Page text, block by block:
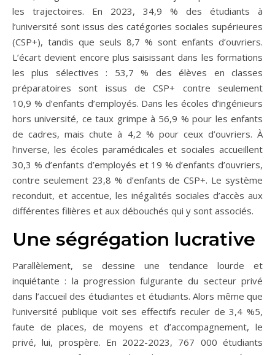
les trajectoires. En 2023, 34,9 % des étudiants à
l’université sont issus des catégories sociales supérieures
(CSP+), tandis que seuls 8,7 % sont enfants d’ouvriers.
L’écart devient encore plus saisissant dans les formations
les plus sélectives : 53,7 % des élèves en classes
préparatoires sont issus de CSP+ contre seulement
10,9 % d’enfants d’employés. Dans les écoles d’ingénieurs
hors université, ce taux grimpe à 56,9 % pour les enfants
de cadres, mais chute à 4,2 % pour ceux d’ouvriers. À
l’inverse, les écoles paramédicales et sociales accueillent
30,3 % d’enfants d’employés et 19 % d’enfants d’ouvriers,
contre seulement 23,8 % d’enfants de CSP+. Le système
reconduit, et accentue, les inégalités sociales d’accès aux
différentes filières et aux débouchés qui y sont associés.
Une ségrégation lucrative
Parallèlement, se dessine une tendance lourde et
inquiétante : la progression fulgurante du secteur privé
dans l’accueil des étudiantes et étudiants. Alors même que
l’université publique voit ses effectifs reculer de 3,4 %5,
faute de places, de moyens et d’accompagnement, le
privé, lui, prospère. En 2022-2023, 767 000 étudiants